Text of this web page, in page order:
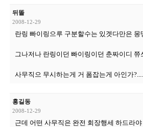
뒤똘
2008-12-29
란링 빠이링으루 구분할수는 있겟다만은 몽
그나저나 란링이던 빠이링이던 춘짜이디 쮸
사무직으 무시하는게 거 폼잡는게 아인가
홍길동
2008-12-29
근데 어떤 사무직은 완전 회장행세 하드라야